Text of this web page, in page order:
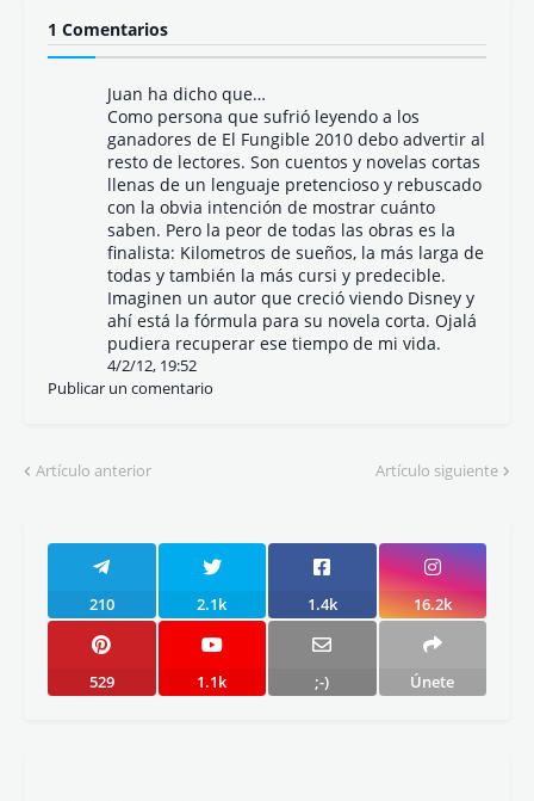
1 Comentarios
Juan ha dicho que…
Como persona que sufrió leyendo a los
ganadores de El Fungible 2010 debo advertir al
resto de lectores. Son cuentos y novelas cortas
llenas de un lenguaje pretencioso y rebuscado
con la obvia intención de mostrar cuánto
saben. Pero la peor de todas las obras es la
finalista: Kilometros de sueños, la más larga de
todas y también la más cursi y predecible.
Imaginen un autor que creció viendo Disney y
ahí está la fórmula para su novela corta. Ojalá
pudiera recuperar ese tiempo de mi vida.
4/2/12, 19:52
Publicar un comentario
Artículo anterior Artículo siguiente
210 2.1k 1.4k 16.2k
529 1.1k ;-) Únete